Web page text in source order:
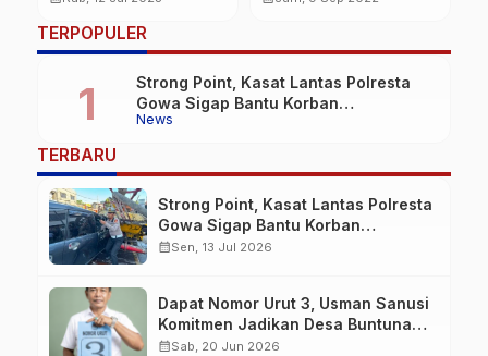
Nikmati Angin Sepoi-
sepoi
TERPOPULER
News
Strong Point, Kasat Lantas Polresta
Gowa Sigap Bantu Korban
Kecelakaan
TERBARU
Strong Point, Kasat Lantas Polresta
Gowa Sigap Bantu Korban
Kecelakaan
calendar_monthSen, 13 Jul 2026
Dapat Nomor Urut 3, Usman Sanusi
Komitmen Jadikan Desa Buntuna
Jauh lebih Baik
calendar_monthSab, 20 Jun 2026